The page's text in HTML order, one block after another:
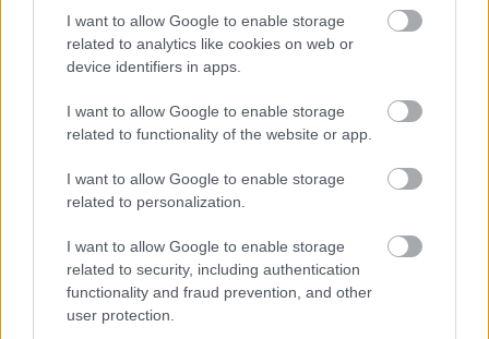
I want to allow Google to enable storage
related to analytics like cookies on web or
device identifiers in apps.
I want to allow Google to enable storage
related to functionality of the website or app.
I want to allow Google to enable storage
related to personalization.
I want to allow Google to enable storage
related to security, including authentication
functionality and fraud prevention, and other
user protection.
koncepciójában.
"Eleinte hiányzott ez a fajta személyes konfliktus.
- mondta a vezető, aki szerint a fordulópont akkor jött el,
amikor valaki a fejlesztőcsapatban felvetette, hogy a
játékosnak választania kellene Yennefer és Triss között.
született, de zseniális lépésnek bizonyult". És tényleg,
mert Geralt és Yennefer kapcsolata nem idealizált,
hanemvalósan esendő és emberi, és ez sok játékossal
rezonált, és ezt egyébként a sorozat is elég ügyesen